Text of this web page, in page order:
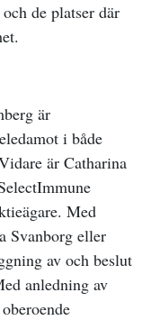
de platser där
är
i både
är Catharina
Med
Svanborg eller
av och beslut
anledning av